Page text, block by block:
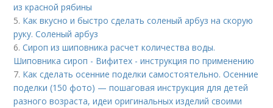
из красной рябины
5. Как вкусно и быстро сделать соленый арбуз на скорую
руку. Соленый арбуз
6.Сироп из шиповника расчет количества воды.
Шиповника сироп - Вифитех - инструкция по применению
7. Как сделать осенние поделки самостоятельно. Осенние
поделки (150 фото) — пошаговая инструкция для детей
разного возраста, идеи оригинальных изделий своими